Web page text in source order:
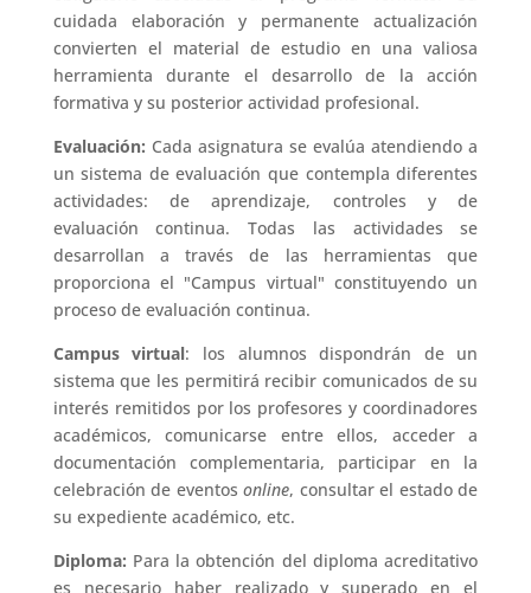
cuidada elaboración y permanente actualización
convierten el material de estudio en una valiosa
herramienta durante el desarrollo de la acción
formativa y su posterior actividad profesional.
Evaluación: Cada asignatura se evalúa atendiendo a
un sistema de evaluación que contempla diferentes
actividades: de aprendizaje, controles y de
evaluación continua. Todas las actividades se
desarrollan a través de las herramientas que
proporciona el "Campus virtual" constituyendo un
proceso de evaluación continua.
Campus virtual: los alumnos dispondrán de un
sistema que les permitirá recibir comunicados de su
interés remitidos por los profesores y coordinadores
académicos, comunicarse entre ellos, acceder a
documentación complementaria, participar en la
celebración de eventosonline, consultar el estado de
su expediente académico, etc.
Diploma: Para la obtención del diploma acreditativo
es necesario haber realizado y superado en el